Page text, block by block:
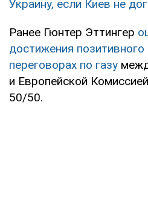
Украину, если Киев не
Ранее Гюнтер Эттингер
достижения позитивного
переговорах по газу
и Европейской
50/50.